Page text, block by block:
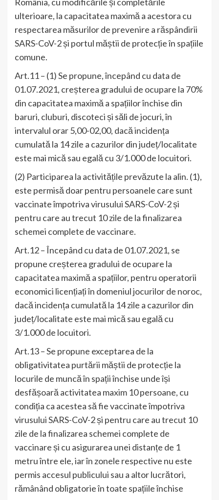
ulterioare, la capacitatea maximă a acestora cu
respectarea măsurilor de prevenire a răspândirii
SARS-CoV-2 și portul măștii de protecție în spațiile
comune.
Art.11 – (1) Se propune, începând cu data de
01.07.2021, creșterea gradului de ocupare la 70%
din capacitatea maximă a spațiilor închise din
baruri, cluburi, discoteci și săli de jocuri, în
intervalul orar 5,00-02,00, dacă incidența
cumulată la 14 zile a cazurilor din județ/localitate
este mai mică sau egală cu 3/1.000 de locuitori.
(2) Participarea la activitățile prevăzute la alin. (1),
este permisă doar pentru persoanele care sunt
vaccinate împotriva virusului SARS-CoV-2 și
pentru care au trecut 10 zile de la finalizarea
schemei complete de vaccinare.
Art.12 – Începând cu data de 01.07.2021, se
propune creșterea gradului de ocupare la
capacitatea maximă a spațiilor, pentru operatorii
economici licențiați în domeniul jocurilor de noroc,
dacă incidența cumulată la 14 zile a cazurilor din
județ/localitate este mai mică sau egală cu
3/1.000 de locuitori.
Art.13 – Se propune exceptarea de la
obligativitatea purtării măștii de protecție la
locurile de muncă în spații închise unde își
desfășoară activitatea maxim 10 persoane, cu
condiția ca acestea să fie vaccinate împotriva
virusului SARS-CoV-2 și pentru care au trecut 10
zile de la finalizarea schemei complete de
vaccinare și cu asigurarea unei distanțe de 1
metru între ele, iar în zonele respective nu este
permis accesul publicului sau a altor lucrători,
rămânând obligatorie în toate spațiile închise